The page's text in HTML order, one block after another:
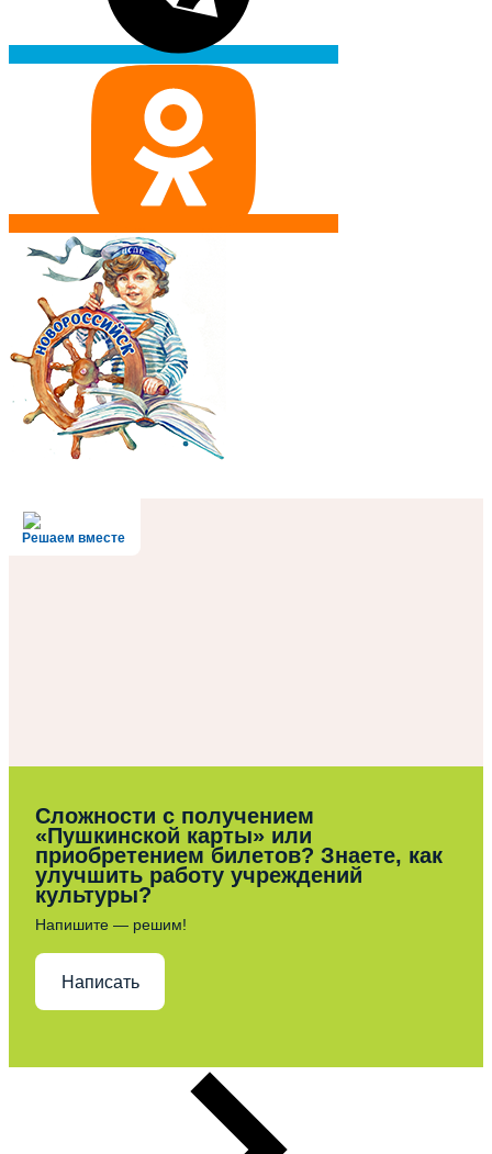
Решаем вместе
Сложности с получением
«Пушкинской карты» или
приобретением билетов? Знаете, как
улучшить работу учреждений
культуры?
Напишите — решим!
Написать